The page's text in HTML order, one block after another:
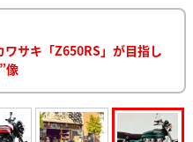
サキ「Z650RS」が目指し
像